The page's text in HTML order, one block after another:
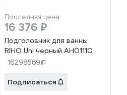
Последняя цена
16 376 ₽
Подголовник для ванны
RIHO Uni черный AH01110
16298569
Подписаться